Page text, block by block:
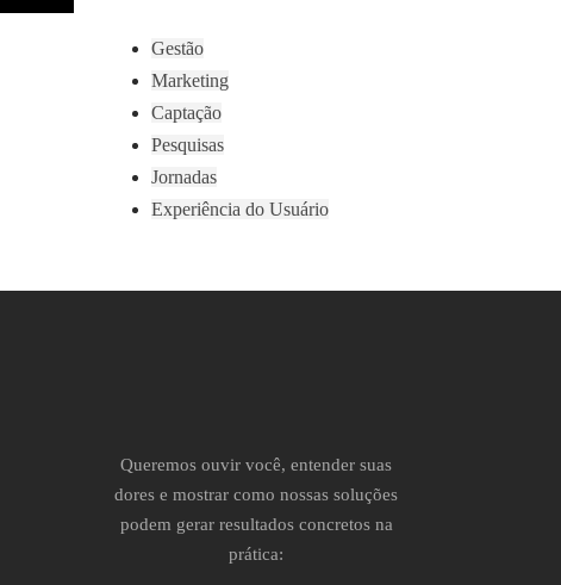
Gestão
Marketing
Captação
Pesquisas
Jornadas
Experiência do Usuário
Queremos ouvir você, entender suas
dores e mostrar como nossas soluções
podem gerar resultados concretos na
prática: